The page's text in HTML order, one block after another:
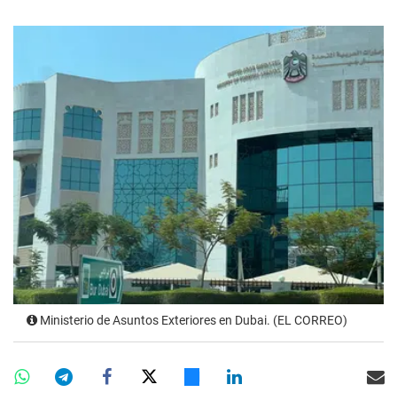
Ministerio de Asuntos Exteriores en Dubai. (EL CORREO)